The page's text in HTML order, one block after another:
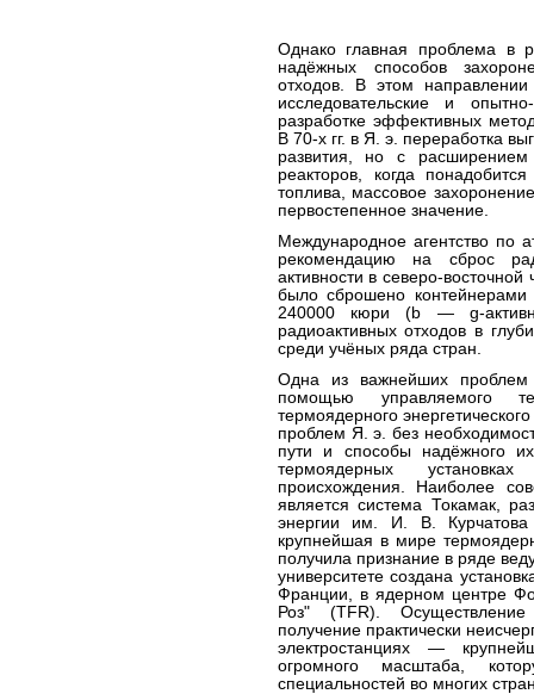
Однако главная проблема в
надёжных способов
отходов. В этом
исследовательские и
разработке эффективных
В 70-х гг. в Я. э. переработка
развития, но с
реакторов, когда
топлива, массовое
первостепенное значение.
Международное агентство
рекомендацию на сброс
активности в северо-
было сброшено
240000 кюри (b — g-
радиоактивных отходов в
среди учёных ряда стран.
Одна из важнейших
помощью управляемого
термоядерного
проблем Я. э. без
пути и способы надёжного
термоядерных
происхождения. Наиболее
является система Токамак,
энергии им. И. В.
крупнейшая в мире
получила признание в ряде
университете создана
Франции, в ядерном центре
Роз" (TFR). Осуществление
получение практически
электростанциях —
огромного масштаба,
специальностей во многих